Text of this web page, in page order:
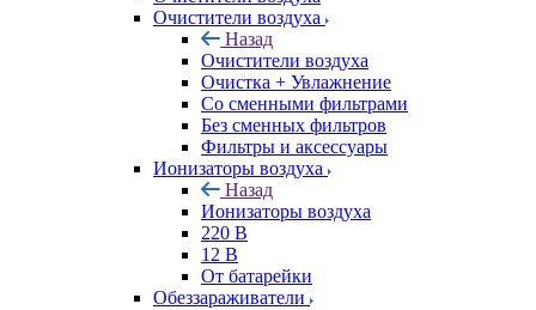
Очистители воздуха
Назад
Очистители воздуха
Очистка + Увлажнение
Cо сменными фильтрами
Без сменных фильтров
Фильтры и аксессуары
Ионизаторы воздуха
Назад
Ионизаторы воздуха
220 В
12 В
От батарейки
Обеззараживатели